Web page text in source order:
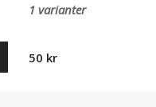
1 varianter
50 kr